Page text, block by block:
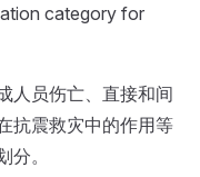
category for
人员伤亡、直接和间
抗震救灾中的作用等
。